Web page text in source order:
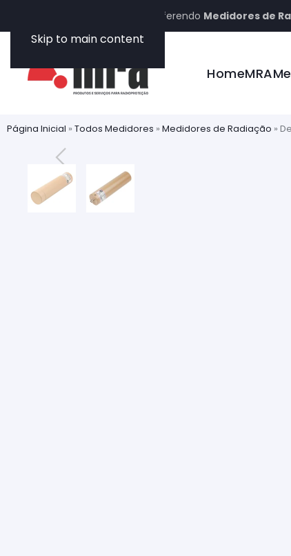
Skip to main content
MRA - Há mais de 30 anos oferendo Medidores de
HomeMRA
Página Inicial » Todos Medidores » Medidores de Radiação »